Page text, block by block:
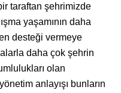
taraftan şehrimizde
yaşamının daha
desteği vermeye
daha çok şehrin
olan
anlayışı bunların